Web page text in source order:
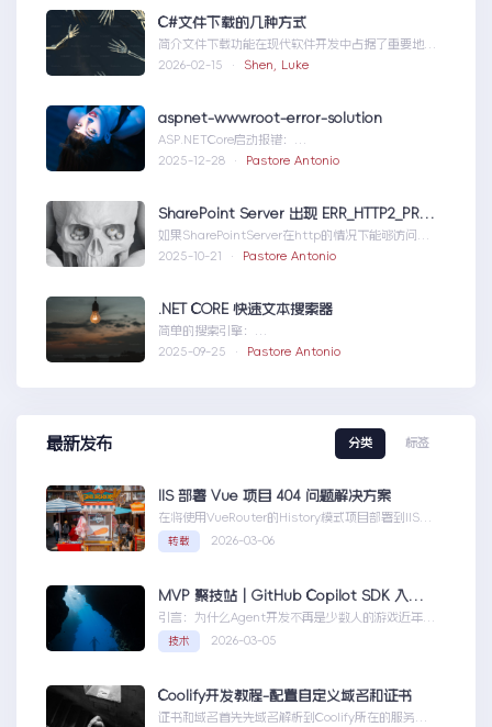
C#文件下载的几种方式
简介文件下载功能在现代软件开发中占据了重要地
位，无论是为用户提供资源、分发文档，还是实现数
2026-02-15 · Shen, Luke
aspnet-wwwroot-error-solution
ASP.NETCore启动报错：
DirectoryNotFoundExceptionwwwroo...aspnet-
2025-12-28 · Pastore Antonio
SharePoint Server 出现 ERR_HTTP2_PROTOCOL_ERROR
如果SharePointServer在http的情况下能够访问，
但是在https下不能访问报错如...SharePointServer
2025-10-21 · Pastore Antonio
.NET CORE 快速文本搜索器
简单的搜索引擎：
usingSystem;usingSystem.Collections.Gen....N
2025-09-25 · Pastore Antonio
最新发布 分类 标签
IIS 部署 Vue 项目 404 问题解决方案
在将使用VueRouter的History模式项目部署到IIS
时，可能会遇到刷新页面或...IIS部署Vue项目404问
题解决方案
转载 2026-03-06
MVP 聚技站｜GitHub Copilot SDK 入门：五分钟构建你的第一个 AI Agent
引言：为什么Agent开发不再是少数人的游戏近年
来，随着人工智能技术的快速发展，AIAgen...MVP
聚技站｜GitHubCopilotSDK入门：五分钟构建你的
技术 2026-03-05
Coolify开发教程-配置自定义域名和证书
证书和域名首先先域名解析到Coolify所在的服务